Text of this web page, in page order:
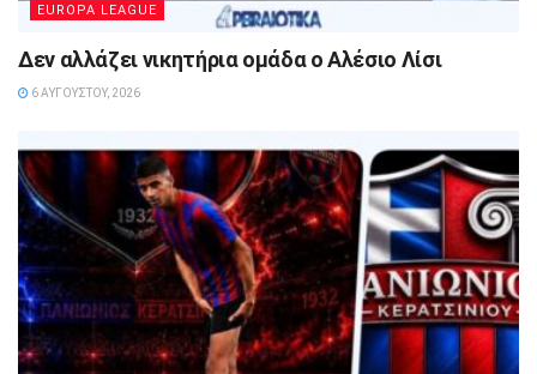
EUROPA LEAGUE
Δεν αλλάζει νικητήρια ομάδα ο Αλέσιο Λίσι
6 ΑΥΓΟΎΣΤΟΥ, 2026